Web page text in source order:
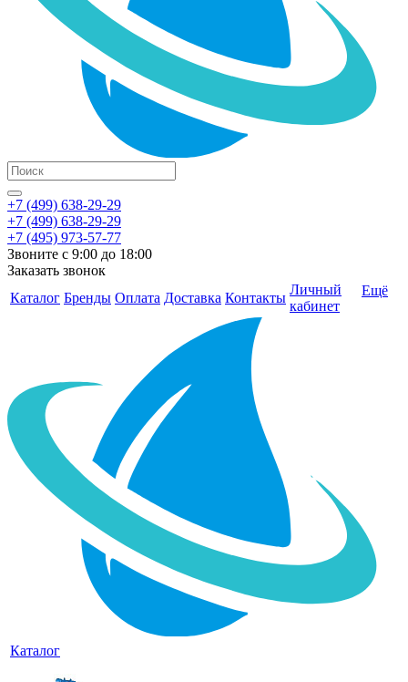
+7 (499) 638-29-29
+7 (499) 638-29-29
+7 (495) 973-57-77
Звоните с 9:00 до 18:00
Заказать звонок
Каталог Бренды Оплата Доставка Контакты
Личный
кабинет
Ещё
Каталог